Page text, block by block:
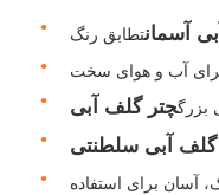
آسمانتطابق رنگ
آب و هوای سخت
چتر گلف آبی
گلف آبی سلطنتی
آسان برای استفاده